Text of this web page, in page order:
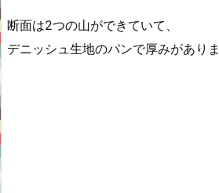
断面は2つの山ができていて、
デニッシュ生地のパンで厚みがあり